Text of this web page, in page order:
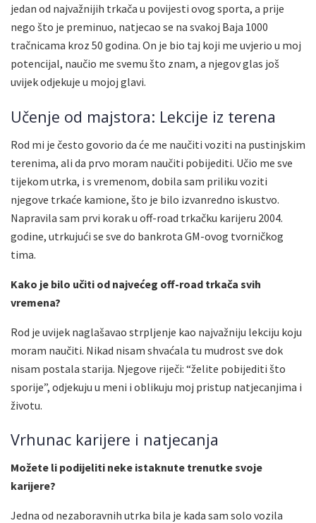
jedan od najvažnijih trkača u povijesti ovog sporta, a prije
nego što je preminuo, natjecao se na svakoj Baja 1000
tračnicama kroz 50 godina. On je bio taj koji me uvjerio u moj
potencijal, naučio me svemu što znam, a njegov glas još
uvijek odjekuje u mojoj glavi.
Učenje od majstora: Lekcije iz terena
Rod mi je često govorio da će me naučiti voziti na pustinjskim
terenima, ali da prvo moram naučiti pobijediti. Učio me sve
tijekom utrka, i s vremenom, dobila sam priliku voziti
njegove trkaće kamione, što je bilo izvanredno iskustvo.
Napravila sam prvi korak u off-road trkačku karijeru 2004.
godine, utrkujući se sve do bankrota GM-ovog tvorničkog
tima.
Kako je bilo učiti od najvećeg off-road trkača svih
vremena?
Rod je uvijek naglašavao strpljenje kao najvažniju lekciju koju
moram naučiti. Nikad nisam shvaćala tu mudrost sve dok
nisam postala starija. Njegove riječi: “želite pobijediti što
sporije”, odjekuju u meni i oblikuju moj pristup natjecanjima i
životu.
Vrhunac karijere i natjecanja
Možete li podijeliti neke istaknute trenutke svoje
karijere?
Jedna od nezaboravnih utrka bila je kada sam solo vozila